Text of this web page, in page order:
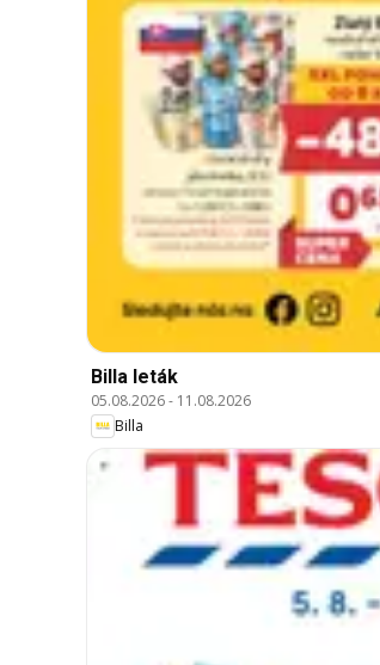
Billa leták
05.08.2026- 11.08.2026
Billa